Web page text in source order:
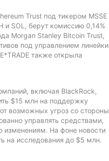
Trust под тикером MSSE
и SOL, берут комиссию 0,14%
Morgan Stanley Bitcoin Trust,
под управлением линейки
также открыла
включая BlackRock,
$15 млн на поддержку
возможных угроз со стороны
управлять средствами,
изменениям. На фоне новости
на исследования до $5 млн.